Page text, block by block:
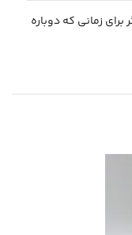
زمانی که دوباره